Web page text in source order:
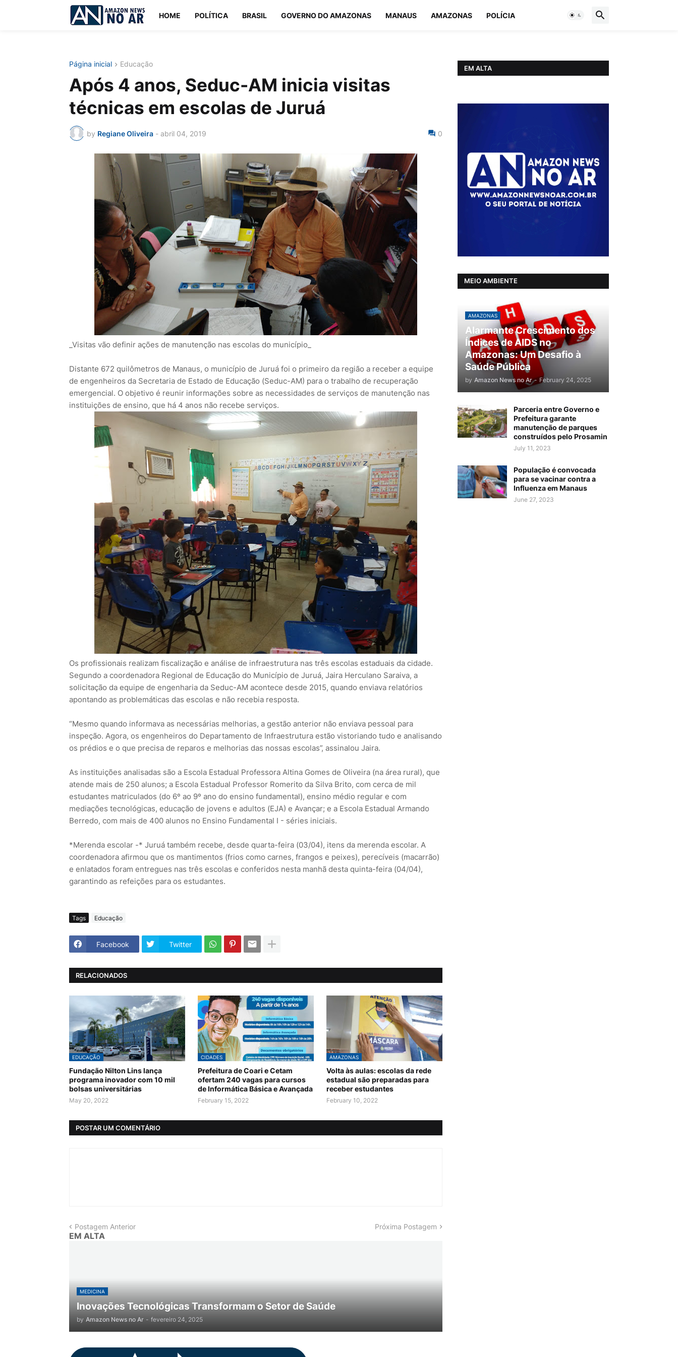
HOME POLÍTICA BRASIL GOVERNO DO AMAZONAS MANAUS AMAZONAS POLÍCIA
Página inicial Educação
Após 4 anos, Seduc-AM inicia visitas
técnicas em escolas de Juruá
by Regiane Oliveira - abril 04, 2019 0
_Visitas vão definir ações de manutenção nas escolas do município_
Distante 672 quilômetros de Manaus, o município de Juruá foi o primeiro da região a receber a equipe
de engenheiros da Secretaria de Estado de Educação (Seduc-AM) para o trabalho de recuperação
emergencial. O objetivo é reunir informações sobre as necessidades de serviços de manutenção nas
instituições de ensino, que há 4 anos não recebe serviços.
Os profissionais realizam fiscalização e análise de infraestrutura nas três escolas estaduais da cidade.
Segundo a coordenadora Regional de Educação do Município de Juruá, Jaira Herculano Saraiva, a
solicitação da equipe de engenharia da Seduc-AM acontece desde 2015, quando enviava relatórios
apontando as problemáticas das escolas e não recebia resposta.
“Mesmo quando informava as necessárias melhorias, a gestão anterior não enviava pessoal para
inspeção. Agora, os engenheiros do Departamento de Infraestrutura estão vistoriando tudo e analisando
os prédios e o que precisa de reparos e melhorias das nossas escolas”, assinalou Jaira.
As instituições analisadas são a Escola Estadual Professora Altina Gomes de Oliveira (na área rural), que
atende mais de 250 alunos; a Escola Estadual Professor Romerito da Silva Brito, com cerca de mil
estudantes matriculados (do 6º ao 9º ano do ensino fundamental), ensino médio regular e com
mediações tecnológicas, educação de jovens e adultos (EJA) e Avançar; e a Escola Estadual Armando
Berredo, com mais de 400 alunos no Ensino Fundamental I - séries iniciais.
*Merenda escolar -* Juruá também recebe, desde quarta-feira (03/04), itens da merenda escolar. A
coordenadora afirmou que os mantimentos (frios como carnes, frangos e peixes), perecíveis (macarrão)
e enlatados foram entregues nas três escolas e conferidos nesta manhã desta quinta-feira (04/04),
garantindo as refeições para os estudantes.
Tags Educação
Facebook Twitter
RELACIONADOS
EDUCAÇÃO
Fundação Nilton Lins lança
programa inovador com 10 mil
bolsas universitárias
May 20, 2022
CIDADES
Prefeitura de Coari e Cetam
ofertam 240 vagas para cursos
de Informática Básica e Avançada
February 15, 2022
AMAZONAS
Volta às aulas: escolas da rede
estadual são preparadas para
receber estudantes
February 10, 2022
POSTAR UM COMENTÁRIO
Postagem Anterior Próxima Postagem
EM ALTA
MEDICINA
Inovações Tecnológicas Transformam o Setor de Saúde
by Amazon News no Ar - fevereiro 24, 2025
EM ALTA
MEIO AMBIENTE
AMAZONAS
Alarmante Crescimento dos
Índices de AIDS no
Amazonas: Um Desafio à
Saúde Pública
by Amazon News no Ar - February 24, 2025
Parceria entre Governo e
Prefeitura garante
manutenção de parques
construídos pelo Prosamin
July 11, 2023
População é convocada
para se vacinar contra a
Influenza em Manaus
June 27, 2023